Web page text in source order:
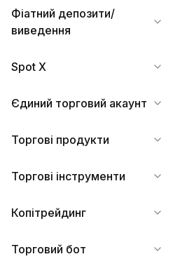
Фіатний депозити/
виведення
Spot X
Єдиний торговий акаунт
Торгові продукти
Торгові інструменти
Копітрейдинг
Торговий бот